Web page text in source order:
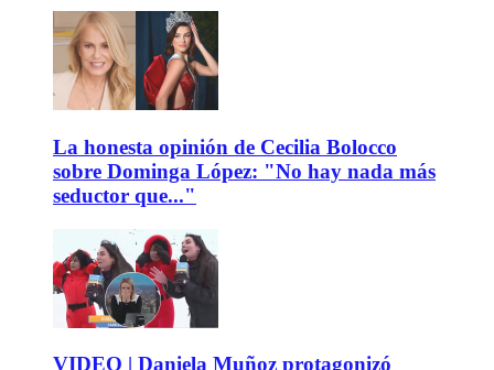
La honesta opinión de Cecilia Bolocco
sobre Dominga López: "No hay nada más
seductor que..."
VIDEO | Daniela Muñoz protagonizó